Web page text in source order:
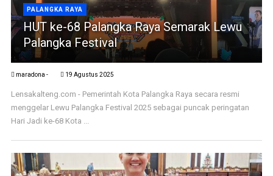
PALANGKA RAYA
HUT ke-68 Palangka Raya Semarak Lewu
Palangka Festival
maradona - 19 Agustus 2025
Lensakalteng.com - Pemerintah Kota Palangka Raya secara resmi
menggelar Lewu Palangka Festival 2025 sebagai puncak peringatan
Hari Jadi ke-68 Kota ...